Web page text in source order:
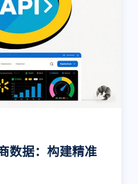
数据：构建精准